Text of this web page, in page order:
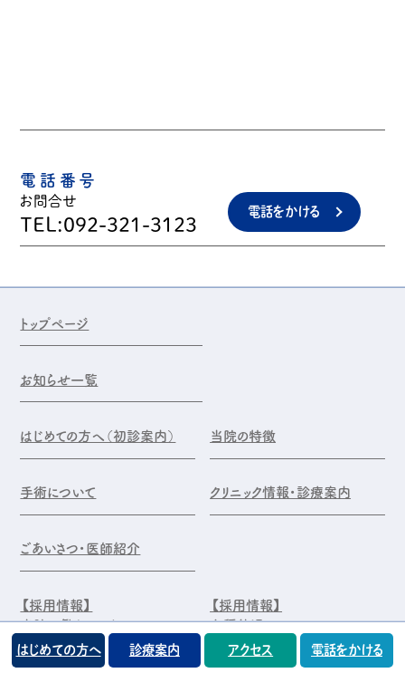
電話番号
お問合せ
TEL:092-321-3123
電話をかける
トップページ
お知らせ一覧
はじめての方へ（初診案内） 当院の特徴
手術について クリニック情報・診療案内
ごあいさつ・医師紹介
【採用情報】
当院で働くメリット
【採用情報】
各種待遇
はじめての方へ 診療案内 アクセス 電話をかける